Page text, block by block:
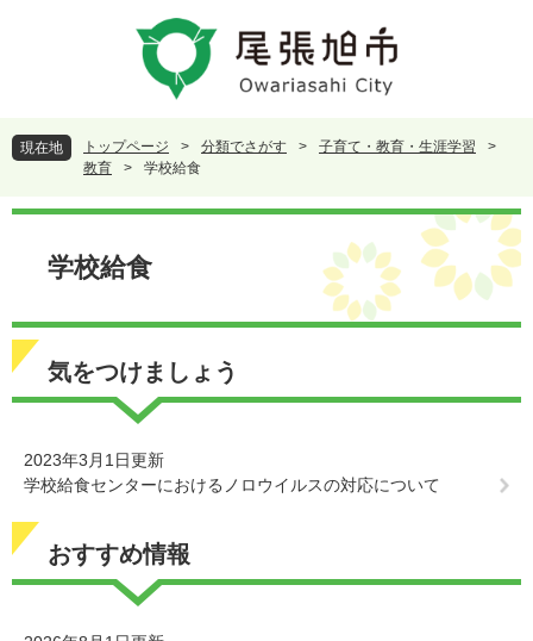
頭
で
。
飛
ば
て
現在地 トップページ > 分類でさがす > 子育て・教育・生涯学習
>
教育
> 学校給食
本
学校給食
気をつけましょう
2023年3月1日更新
学校給食センターにおけるノロウイルスの対応について
おすすめ情報